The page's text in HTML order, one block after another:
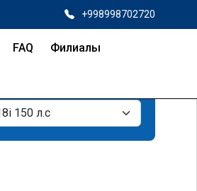
+998998702720
FAQ Филиалы